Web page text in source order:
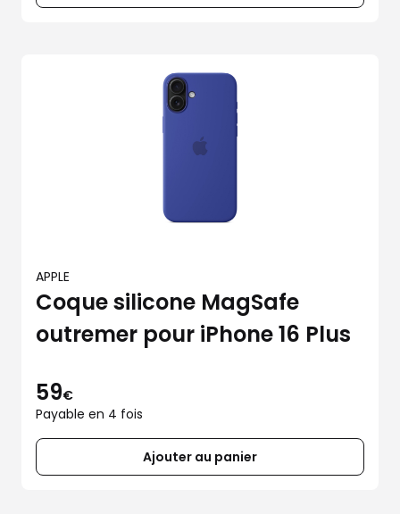
APPLE
Coque silicone MagSafe
outremer pour iPhone 16 Plus
59€
Payable en 4 fois
Ajouter au panier